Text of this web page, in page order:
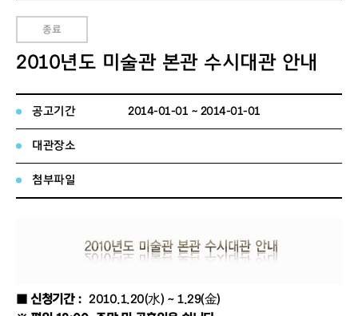
종료
2010년도 미술관 본관 수시대관 안내
공고기간 2014-01-01 ~ 2014-01-01
대관장소
첨부파일
■ 신청기간 : 2010.1.20(水) ~ 1.29(金)